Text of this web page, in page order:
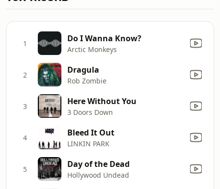
1 Do I Wanna Know?
Arctic Monkeys
2 Dragula
Rob Zombie
3 Here Without You
3 Doors Down
4 Bleed It Out
LINKIN PARK
5 Day of the Dead
Hollywood Undead